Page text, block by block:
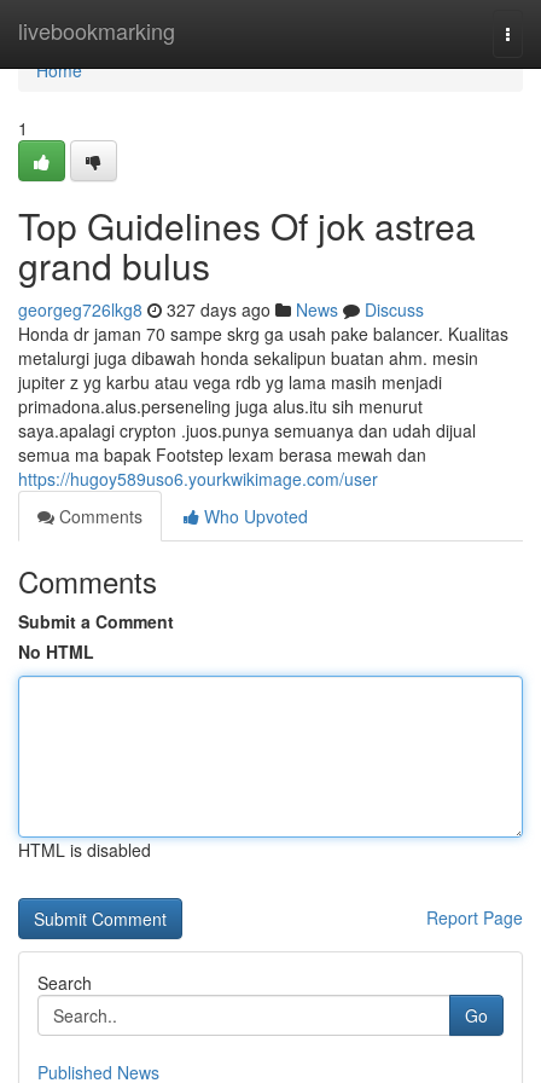
livebookmarking
Home
Home
1
Top Guidelines Of jok astrea
grand bulus
georgeg726lkg8 327 days ago News
Discuss
Honda dr jaman 70 sampe skrg ga usah pake balancer. Kualitas
metalurgi juga dibawah honda sekalipun buatan ahm. mesin
jupiter z yg karbu atau vega rdb yg lama masih menjadi
primadona.alus.perseneling juga alus.itu sih menurut
saya.apalagi crypton .juos.punya semuanya dan udah dijual
semua ma bapak Footstep lexam berasa mewah dan
https://hugoy589uso6.yourkwikimage.com/user
Comments
Who Upvoted
Comments
Submit a Comment
No HTML
HTML is disabled
Report Page
Search
Go
Published News